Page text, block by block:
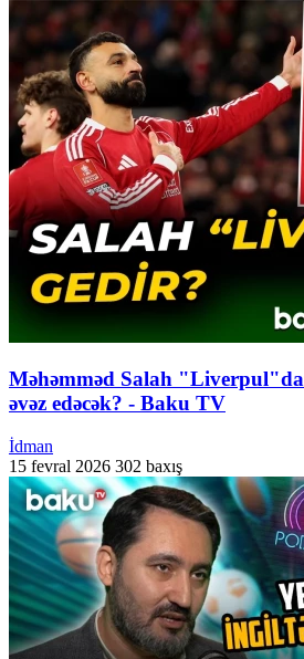
Məhəmməd Salah
əvəz edəcək? - Baku TV
İdman
15 fevral 2026 302 baxış